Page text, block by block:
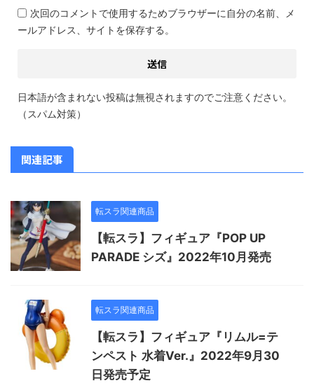
次回のコメントで使用するためブラウザーに自分の名前、メ
ールアドレス、サイトを保存する。
日本語が含まれない投稿は無視されますのでご注意ください。
（スパム対策）
関連記事
転スラ関連商品
【転スラ】フィギュア『POP UP
PARADE シズ』2022年10月発売
転スラ関連商品
【転スラ】フィギュア『リムル=テ
ンペスト 水着Ver.』2022年9月30
日発売予定